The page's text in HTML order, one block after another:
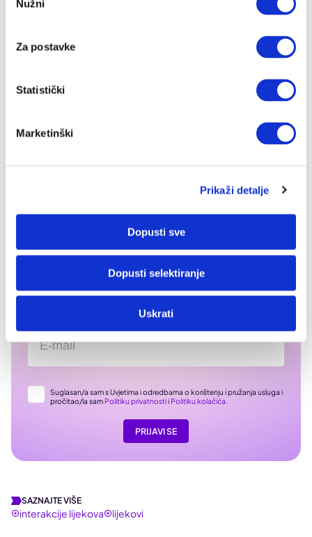
pristanka
Nužni
Za postavke
Statistički
Marketinški
Prikaži detalje
Dopusti sve
Dopusti selektiranje
Uskrati
ovo su mjere predostrožnosti koje biste trebali
Ako povremeno uzimate ibuprofen, nema mnogo
rizika da će utjecati na učinak niske doze aspirina.
Ako vam je potrebna samo jedna doza ibuprofena,
aspirina (i to “običnog”, a ne onog s produljenim
možeš unaprijediti svoje zdravlje
Suglasan/a sam s Uvjetima i odredbama o korištenju i pružanja usluga i
pročitao/la sam Politiku privatnostii Politiku kolačića.
PRIJAVI SE
SAZNAJTE VIŠE
interakcije lijekova lijekovi